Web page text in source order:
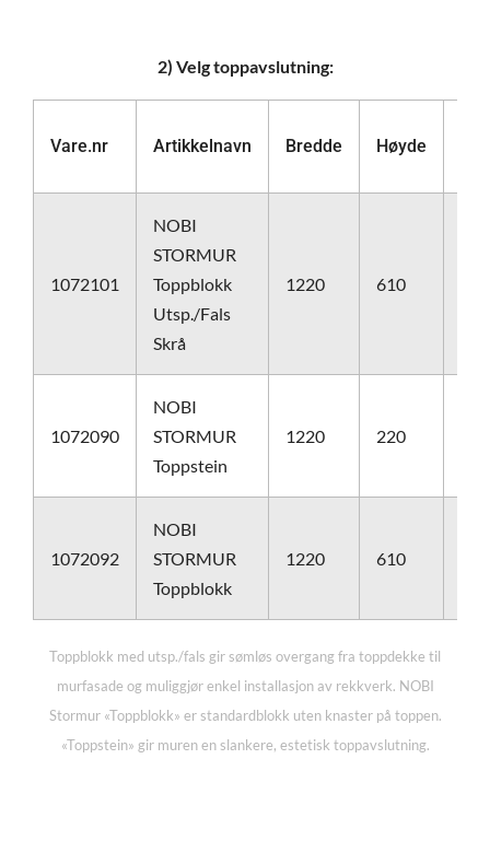
2) Velg toppavslutning:
Vare.nr Artikkelnavn Bredde Høyde
1072101
NOBI
STORMUR
Toppblokk
Utsp./Fals
Skrå
1220 610
1072090
NOBI
STORMUR
Toppstein
1220 220
1072092
NOBI
STORMUR
Toppblokk
1220 610
Toppblokk med utsp./fals gir sømløs overgang fra toppdekke til
murfasade og muliggjør enkel installasjon av rekkverk. NOBI
Stormur «Toppblokk» er standardblokk uten knaster på toppen.
«Toppstein» gir muren en slankere, estetisk toppavslutning.